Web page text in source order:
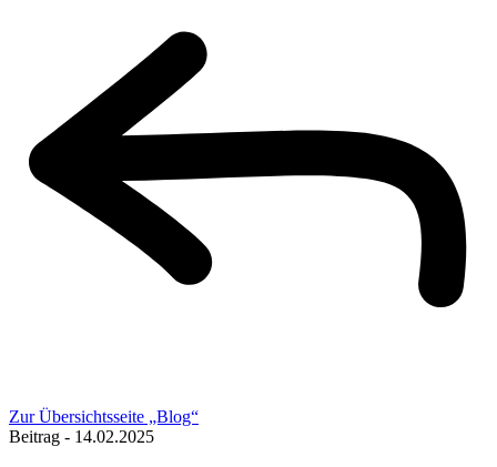
Zur Übersichtsseite „Blog“
Beitrag - 14.02.2025